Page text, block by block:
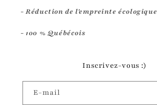
- Réduction de l'empreinte écologique
- 100 % Québécois
Inscrivez-vous :)
E-mail